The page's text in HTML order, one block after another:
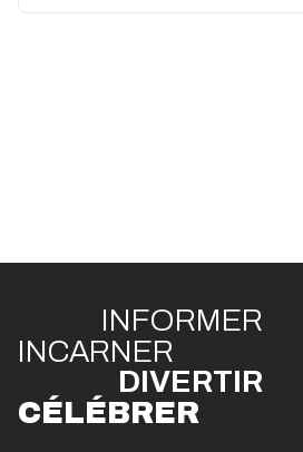
INFORMER
INCARNER
DIVERTIR
CÉLÉBRER